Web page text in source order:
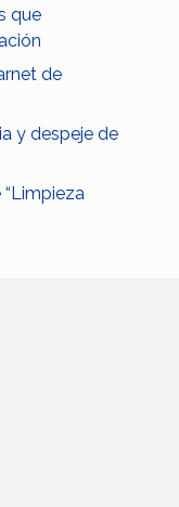
que
de
y despeje de